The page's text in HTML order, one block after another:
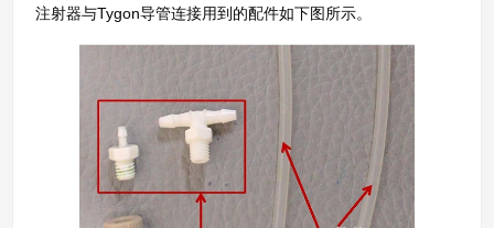
注射器与Tygon导管连接用到的配件如下图所示。